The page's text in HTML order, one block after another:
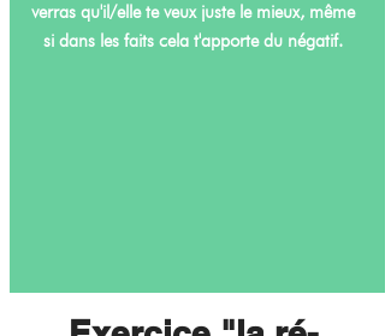
verras qu'il/elle te veux juste le mieux, même
si dans les faits cela t'apporte du négatif.